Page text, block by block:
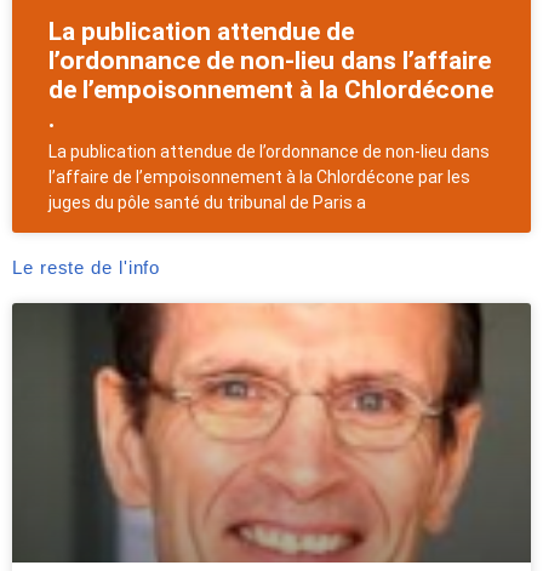
La publication attendue de
l’ordonnance de non-lieu dans l’affaire
de l’empoisonnement à la Chlordécone
.
La publication attendue de l’ordonnance de non-lieu dans
l’affaire de l’empoisonnement à la Chlordécone par les
juges du pôle santé du tribunal de Paris a
Le reste de l'info